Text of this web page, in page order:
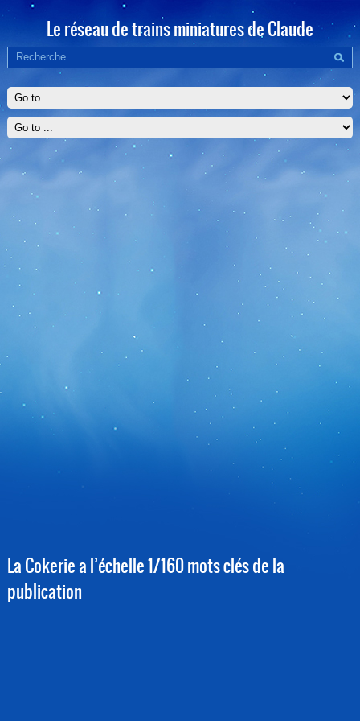
Le réseau de trains miniatures de Claude
La Cokerie a l’échelle 1/160 mots clés de la
publication